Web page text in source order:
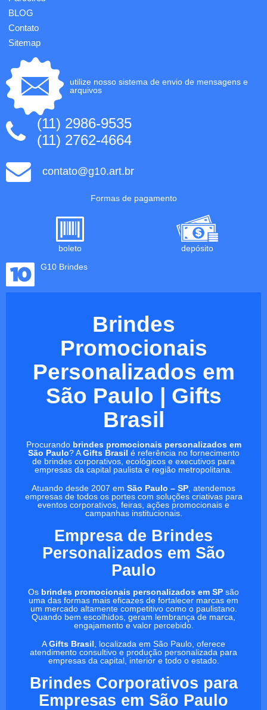
BLOG
Contato
Sitemap
utilize nosso sistema de envio de mensagens e
arquivos
(11) 2986-9535
(11) 2762-4664
contato@g10.art.br
Formas de pagamento
boleto
depósito
G10 Brindes
Brindes
Promocionais
Personalizados em
São Paulo | Gifts
Brasil
Procurando brindes promocionais personalizados em
São Paulo? AGifts Brasil é referência no fornecimento
de brindes corporativos, ecológicos e executivos para
empresas da capital paulista e região metropolitana.
Atuando desde 2007 em São Paulo – SP , atendemos
empresas de todos os portes com soluções criativas para
eventos corporativos, feiras, ações promocionais e
campanhas institucionais.
Empresa de Brindes
Personalizados em São
Paulo
Os brindes promocionais personalizados em SP são
uma das formas mais eficazes de fortalecer marcas em
um mercado altamente competitivo como o paulistano.
Quando bem escolhidos, geram lembrança de marca,
engajamento e valor percebido.
AGifts Brasil , localizada em São Paulo, oferece
atendimento consultivo e produção personalizada para
empresas da capital, interior e todo o estado.
Brindes Corporativos para
Empresas em São Paulo